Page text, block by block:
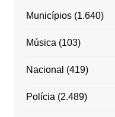
Municípios(1.640)
Música (103)
Nacional (419)
Polícia (2.489)